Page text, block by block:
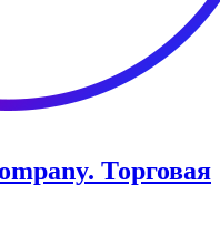
​Торговая